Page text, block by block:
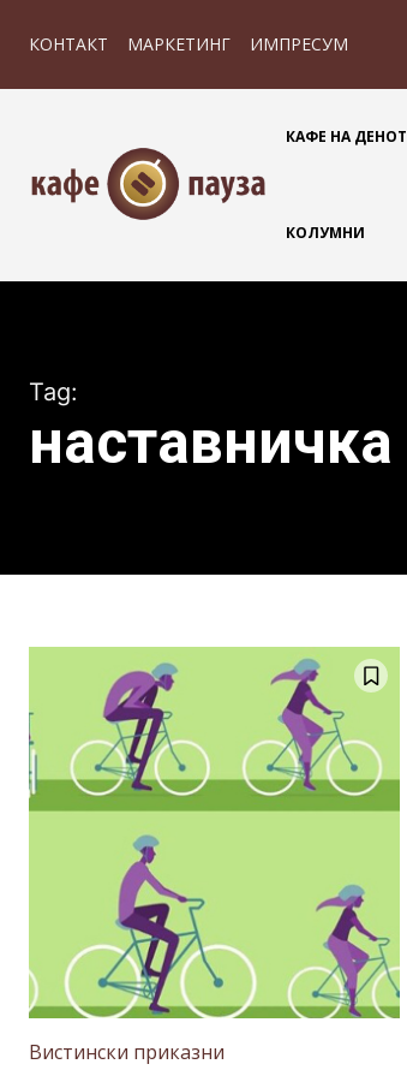
КОНТАКТ МАРКЕТИНГ ИМПРЕСУМ
КАФЕ НА ДЕНОТ
КОЛУМНИ
Tag:
наставничка
Вистински приказни